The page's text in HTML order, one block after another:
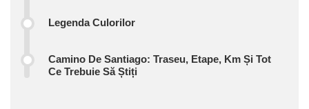
Legenda Culorilor
Camino De Santiago: Traseu, Etape, Km Și Tot
Ce Trebuie Să Știți